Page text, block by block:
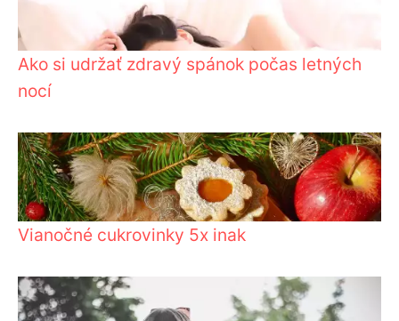
Ako si udržať zdravý spánok počas letných
nocí
Vianočné cukrovinky 5x inak